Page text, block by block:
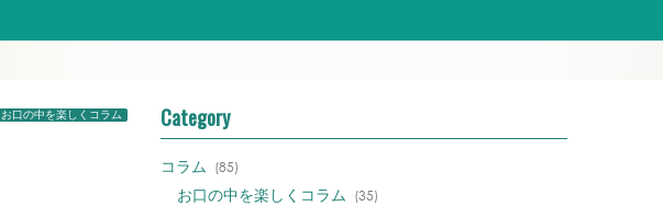
お口の中を楽しくコラム Category
コラム (85)
お口の中を楽しくコラム (35)